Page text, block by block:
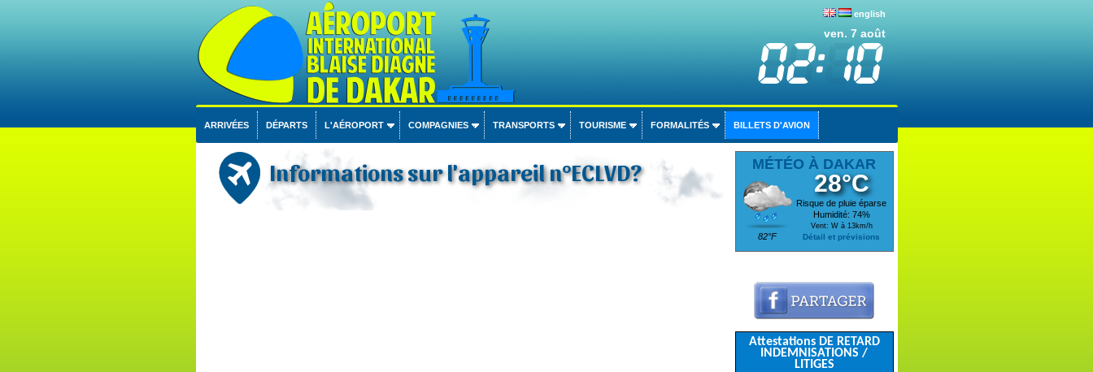
english
ven. 7 août
ARRIVÉES DÉPARTS L'AÉROPORT COMPAGNIES TRANSPORTS TOURISME FORMALITÉS BILLETS D'AVION
Informations sur l'appareil n°ECLVD? MÉTÉO À DAKAR
82°F
28°C
Risque de pluie éparse
Humidité: 74%
Vent: W à 13km/h
Détail et prévisions
Attestations DE RETARD
INDEMNISATIONS /
LITIGES